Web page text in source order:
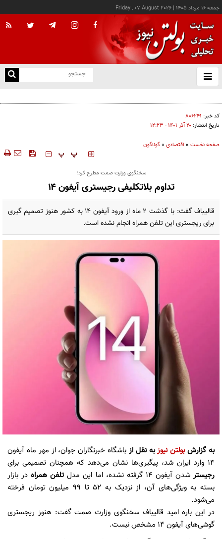
جمعه ۱۶ مرداد ۱۴۰۵ |
Friday , 07 August 2026
باز
و
کد خبر: ۸۰۶۲۴۱
تاریخ انتشار: ۲۰ آذر ۱۴۰۱ - ۱۲:۲۳
صفحه نخست » اقتصادی »گوناگون
‍‍‍ پ پ
سخنگوی وزارت صمت مطرح کرد؛
تداوم بلاتکلیفی رجیستری آیفون ۱۴
قالیباف گفت: با گذشت ۲ ماه از ورود آیفون ۱۴ به کشور هنوز تصمیم گیری
برای ریجستری این تلفن همراه انجام نشده است.
به گزارشبولتن نیوزبه نقل از باشگاه خبرنگاران جوان، از مهر ماه آیفون
۱۴ وارد ایران شد، پیگیری‌ها نشان می‌دهد که همچنان تصمیمی برای
رجیسترشدن آیفون ۱۴ گرفته نشده، اما این مدل تلفن همراهدر بازار
بسته به ویژگی‌های آن، از نزدیک به ۵۲ تا ۹۹ میلیون تومان فرخته
می‌شود.
در این باره امید قالیباف سخنگوی وزارت صمت گفت: هنوز ریجستری
گوشی‌های آیفون ۱۴ مشخص نیست.